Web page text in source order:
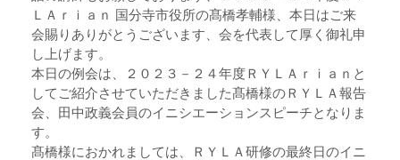
ＬＡｒｉａｎ 国分寺市役所の髙橋孝輔様、本日はご来
会賜りありがとうございます、会を代表して厚く御礼申
し上げます。
本日の例会は、２０２３－２４年度ＲＹＬＡｒｉａｎと
してご紹介させていただきました髙橋様のＲＹＬＡ報告
会、田中政義会員のイニシエーションスピーチとなりま
す。
髙橋様におかれましては、ＲＹＬＡ研修の最終日のイニ